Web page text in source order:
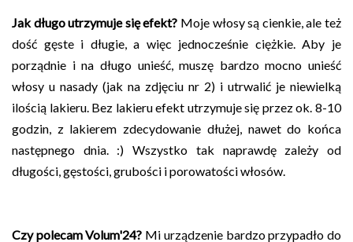
Jak długo utrzymuje się efekt? Moje włosy są cienkie, ale też
dość gęste i długie, a więc jednocześnie ciężkie. Aby je
porządnie i na długo unieść, muszę bardzo mocno unieść
włosy u nasady (jak na zdjęciu nr 2) i utrwalić je niewielką
ilością lakieru. Bez lakieru efekt utrzymuje się przez ok. 8-10
godzin, z lakierem zdecydowanie dłużej, nawet do końca
następnego dnia. :) Wszystko tak naprawdę zależy od
długości, gęstości, grubości i porowatości włosów.
Czy polecam Volum'24? Mi urządzenie bardzo przypadło do